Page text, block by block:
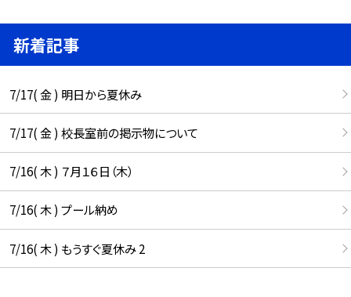
新着記事
7/17( 金 ) 明日から夏休み
7/17( 金 ) 校長室前の掲示物について
7/16( 木 ) ７月１６日（木）
7/16( 木 ) プール納め
7/16( 木 ) もうすぐ夏休み 2